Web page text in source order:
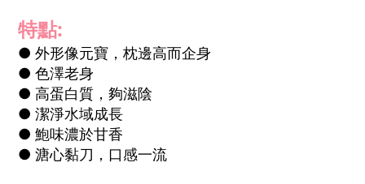
特點:
● 外形像元寶，枕邊高而企身
● 色澤老身
● 高蛋白質，夠滋陰
● 潔淨水域成長
● 鮑味濃於甘香
● 溏心黏刀，口感一流